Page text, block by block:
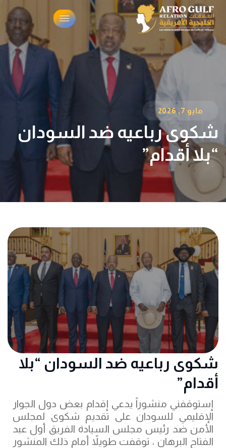
مايو 7, 2026
شكوى رباعيه ضد السودان
“بلا أقدام”
شكوى رباعيه ضد السودان “بلا
أقدام”
إستوقفني منشوراً يدعي إقدام بعض دول الجوار
الإقليمي للسودان على تقديم شكوى لمجلس
الأمن ضد رئيس مجلس السيادة الفريق أول عبد
الفتاح البرهان ، توقفت طويلاً أمام ذلك المنشور